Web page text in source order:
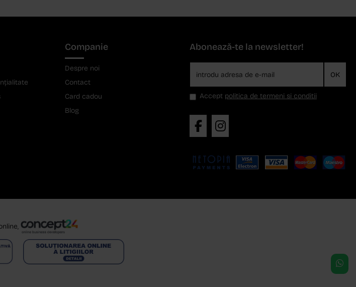
Companie
Despre noi
Contact
Card cadou
Blog
Abonează-te la newsletter!
OK
Accept politica de termeni si conditii